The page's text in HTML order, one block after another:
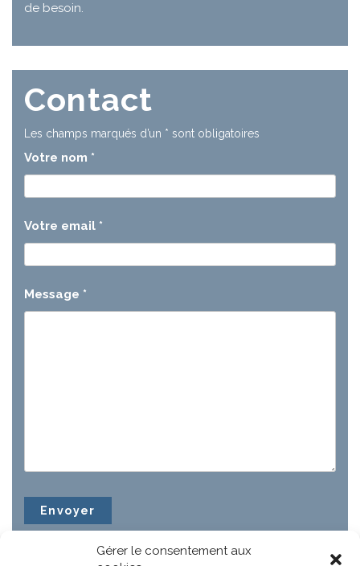
Gérer le consentement aux
de besoin.
Contact
Les champs marqués d’un * sont obligatoires
Votre nom *
Votre email *
Message *